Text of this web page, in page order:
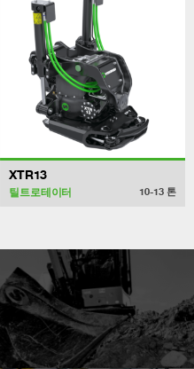
XTR13
틸트로테이터 10-13 톤